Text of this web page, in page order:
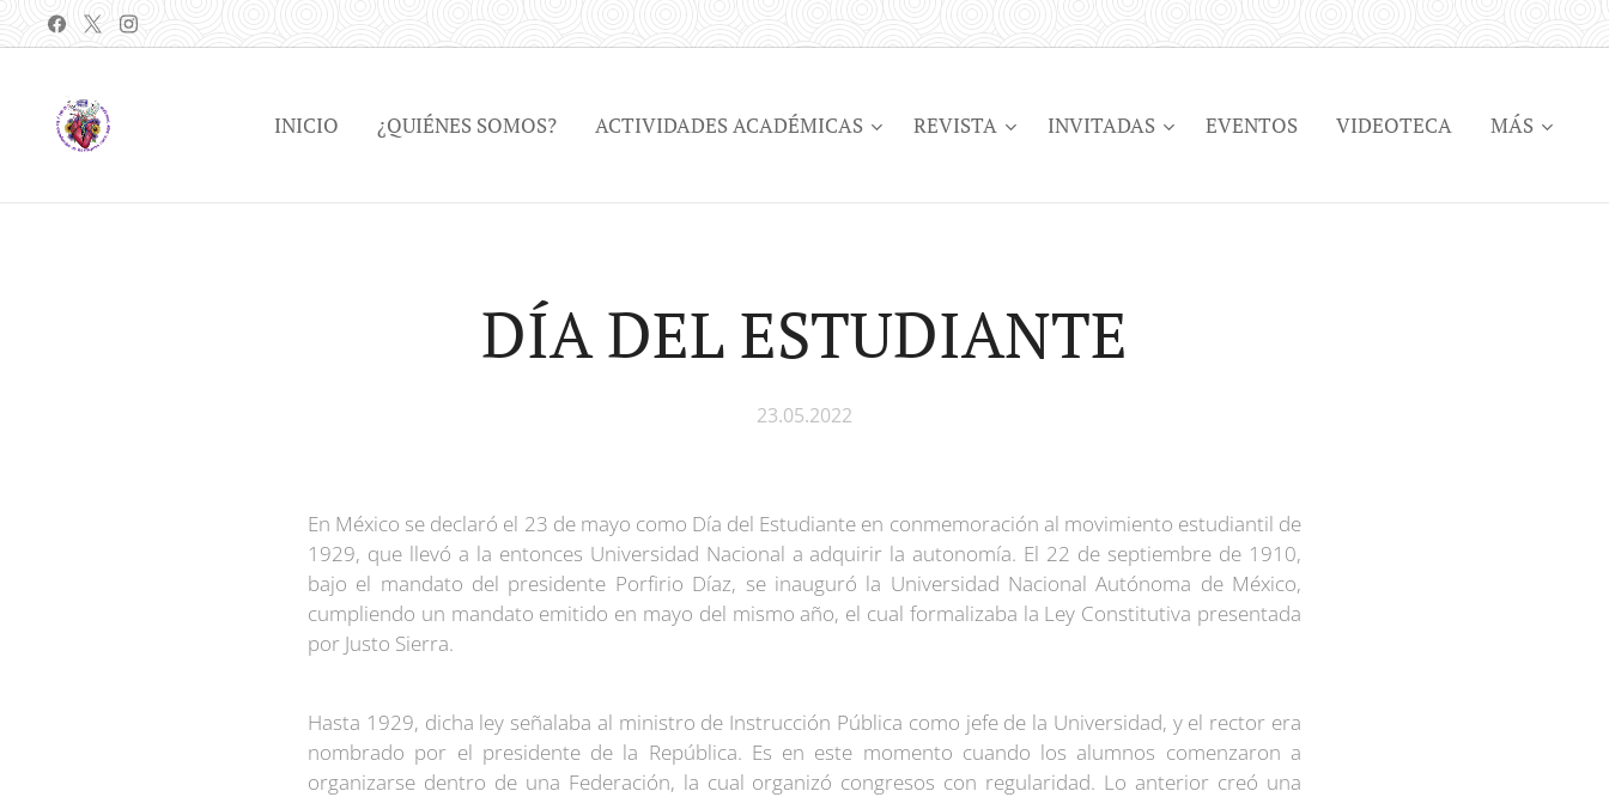
INICIO ¿QUIÉNES SOMOS? ACTIVIDADES ACADÉMICAS REVISTA INVITADAS EVENTOS VIDEOTECA MÁS
DÍA DEL ESTUDIANTE
23.05.2022
En México se declaró el 23 de mayo como Día del Estudiante en conmemoración al movimiento estudiantil de
1929, que llevó a la entonces Universidad Nacional a adquirir la autonomía. El 22 de septiembre de 1910,
bajo el mandato del presidente Porfirio Díaz, se inauguró la Universidad Nacional Autónoma de México,
cumpliendo un mandato emitido en mayo del mismo año, el cual formalizaba la Ley Constitutiva presentada
por Justo Sierra.
Hasta 1929, dicha ley señalaba al ministro de Instrucción Pública como jefe de la Universidad, y el rector era
nombrado por el presidente de la República. Es en este momento cuando los alumnos comenzaron a
organizarse dentro de una Federación, la cual organizó congresos con regularidad. Lo anterior creó una